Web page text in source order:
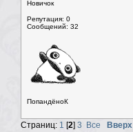
Новичок
Репутация: 0
Сообщений: 32
ПопандёноК
Страниц: 1 [2] 3 Все Вверх